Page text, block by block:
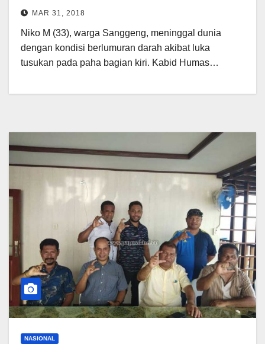
MAR 31, 2018
Niko M (33), warga Sanggeng, meninggal dunia
dengan kondisi berlumuran darah akibat luka
tusukan pada paha bagian kiri. Kabid Humas…
NASIONAL